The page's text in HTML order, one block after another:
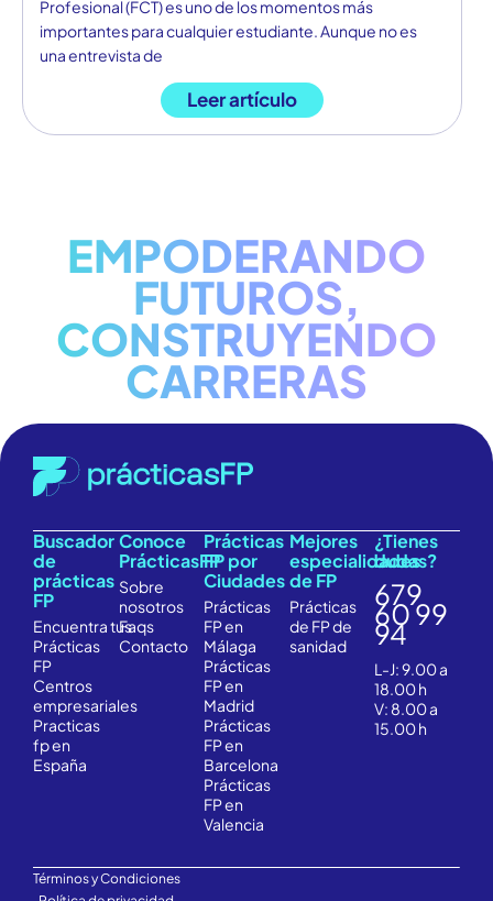
Profesional (FCT) es uno de los momentos más
importantes para cualquier estudiante. Aunque no es
una entrevista de
Leer artículo
EMPODERANDO
FUTUROS,
CONSTRUYENDO
CARRERAS
Buscador
de
prácticas
FP
Encuentratus
Prácticas
FP
Centros
empresariales
Practicas
fp en
España
Conoce
PrácticasFP
Sobre
nosotros
Faqs
Contacto
Prácticas
FP por
Ciudades
Prácticas
FP en
Málaga
Prácticas
FP en
Madrid
Prácticas
FP en
Barcelona
Prácticas
FP en
Valencia
Mejores
especialidades
de FP
Prácticas
de FP de
sanidad
¿Tienes
dudas?
679
60 99
94
L-J: 9.00 a
18.00 h
V: 8.00 a
15.00 h
Términos y Condiciones